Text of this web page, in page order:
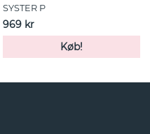
SYSTER P
969 kr
Køb!